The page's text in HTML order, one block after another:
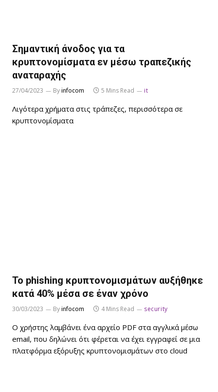
Σημαντική άνοδος για τα
κρυπτονομίσματα εν μέσω τραπεζικής
αναταραχής
27/04/2023 Byinfocom 5 Mins Read it
Λιγότερα χρήματα στις τράπεζες, περισσότερα σε
κρυπτονομίσματα
Το phishing κρυπτονομισμάτων αυξήθηκε
κατά 40% μέσα σε έναν χρόνο
30/03/2023 Byinfocom 4 Mins Read security
Ο χρήστης λαμβάνει ένα αρχείο PDF στα αγγλικά μέσω
email, που δηλώνει ότι φέρεται να έχει εγγραφεί σε μια
πλατφόρμα εξόρυξης κρυπτονομισμάτων στο cloud